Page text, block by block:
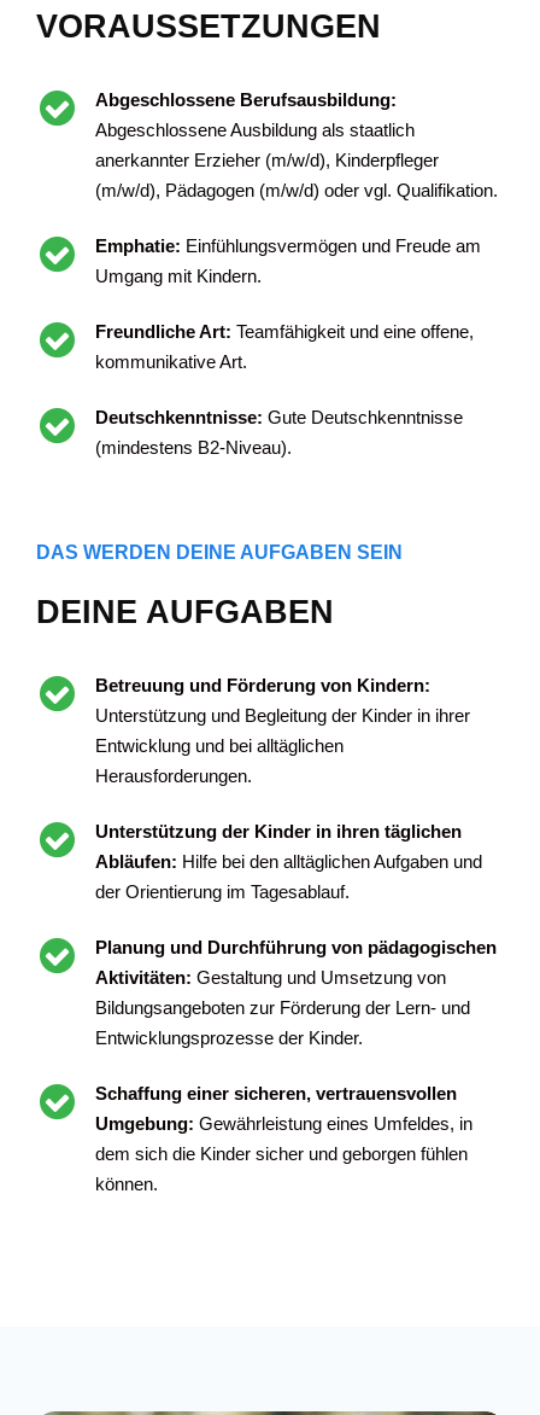
VORAUSSETZUNGEN
Abgeschlossene Berufsausbildung:
Abgeschlossene Ausbildung als staatlich
anerkannter Erzieher (m/w/d), Kinderpfleger
(m/w/d), Pädagogen (m/w/d) oder vgl. Qualifikation.
Emphatie: Einfühlungsvermögen und Freude am
Umgang mit Kindern.
Freundliche Art: Teamfähigkeit und eine offene,
kommunikative Art.
Deutschkenntnisse: Gute Deutschkenntnisse
(mindestens B2-Niveau).
DAS WERDEN DEINE AUFGABEN SEIN
DEINE AUFGABEN
Betreuung und Förderung von Kindern:
Unterstützung und Begleitung der Kinder in ihrer
Entwicklung und bei alltäglichen
Herausforderungen.
Unterstützung der Kinder in ihren täglichen
Abläufen: Hilfe bei den alltäglichen Aufgaben und
der Orientierung im Tagesablauf.
Planung und Durchführung von pädagogischen
Aktivitäten: Gestaltung und Umsetzung von
Bildungsangeboten zur Förderung der Lern- und
Entwicklungsprozesse der Kinder.
Schaffung einer sicheren, vertrauensvollen
Umgebung: Gewährleistung eines Umfeldes, in
dem sich die Kinder sicher und geborgen fühlen
können.